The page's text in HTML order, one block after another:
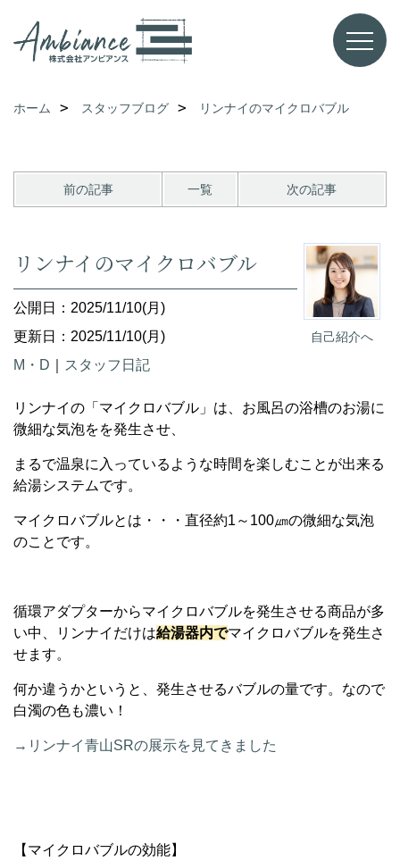
ホーム スタッフブログ リンナイのマイクロバブル
前の記事 一覧 次の記事
自己紹介へ
リンナイのマイクロバブル
公開日：2025/11/10(月)
更新日：2025/11/10(月)
M・D
スタッフ日記
リンナイの「マイクロバブル」は、お風呂の浴槽のお湯に
微細な気泡をを発生させ、
まるで温泉に入っているような時間を楽しむことが出来る
給湯システムです。
マイクロバブルとは・・・直径約1～100㎛の微細な気泡
のことです。
循環アダプターからマイクロバブルを発生させる商品が多
い中、リンナイだけは給湯器内でマイクロバブルを発生さ
せます。
何か違うかというと、発生させるバブルの量です。なので
白濁の色も濃い！
→リンナイ青山SRの展示を見てきました
【マイクロバブルの効能】